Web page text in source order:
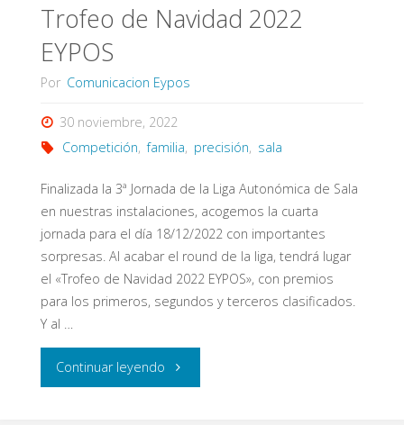
Trofeo de Navidad 2022
EYPOS
Por Comunicacion Eypos
30 noviembre, 2022
Competición, familia, precisión, sala
Finalizada la 3ª Jornada de la Liga Autonómica de Sala
en nuestras instalaciones, acogemos la cuarta
jornada para el día 18/12/2022 con importantes
sorpresas. Al acabar el round de la liga, tendrá lugar
el «Trofeo de Navidad 2022 EYPOS», con premios
para los primeros, segundos y terceros clasificados.
Y al …
Continuar leyendo "Trofeo